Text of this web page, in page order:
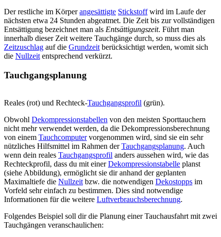
Der restliche im Körperangesättigte Stickstoffwird im Laufe der
nächsten etwa 24 Stunden abgeatmet. Die Zeit bis zur vollständigen
Entsättigung bezeichnet man als Entsättigungszeit. Führt man
innerhalb dieser Zeit weitere Tauchgänge durch, so muss dies als
Zeitzuschlag auf die Grundzeit berücksichtigt werden, womit sich
die Nullzeit entsprechend verkürzt.
Tauchgangsplanung
Reales (rot) und Rechteck-Tauchgangsprofil (grün).
Obwohl Dekompressionstabellen von den meisten Sporttauchern
nicht mehr verwendet werden, da die Dekompressionsberechnung
von einem Tauchcomputervorgenommen wird, sind sie ein sehr
nützliches Hilfsmittel im Rahmen derTauchgangsplanung. Auch
wenn dein reales Tauchgangsprofil anders aussehen wird, wie das
Rechteckprofil, dass du mit einerDekompressionstabelle planst
(siehe Abbildung), ermöglicht sie dir anhand der geplanten
Maximaltiefe die Nullzeitbzw. die notwendigen Dekostopps im
Vorfeld sehr einfach zu bestimmen. Dies sind notwendige
Informationen für die weitere Luftverbrauchsberechnung.
Folgendes Beispiel soll dir die Planung einer Tauchausfahrt mit zwei
Tauchgängen veranschaulichen: